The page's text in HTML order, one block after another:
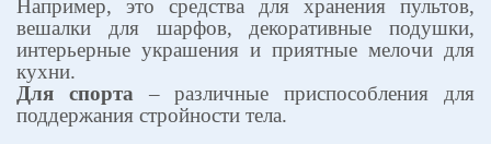
Например, это средства для хранения пультов,
вешалки для шарфов, декоративные подушки,
интерьерные украшения и приятные мелочи для
кухни.
Для спорта– различные приспособления для
поддержания стройности тела.